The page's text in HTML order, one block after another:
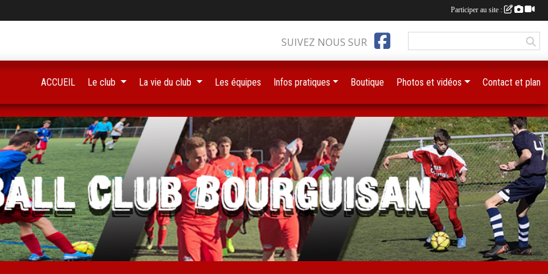
SUIVEZ NOUS SUR
ACCUEIL Le club La vie du club Les équipes Infos pratiques Boutique Photos et vidéos Contact et plan
Participer au site :